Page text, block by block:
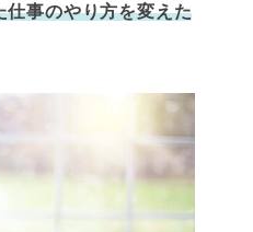
仕事のやり方を変えた